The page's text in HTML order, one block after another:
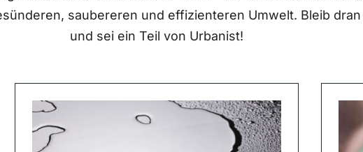
saubereren und effizienteren Umwelt. Bleib dran
und sei ein Teil von Urbanist!